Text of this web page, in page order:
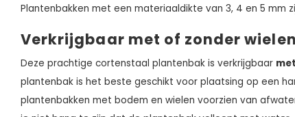
Plantenbakken met een materiaaldikte van 3, 4 en 5 mm
Verkrijgbaar met of zonder
Deze prachtige cortenstaal plantenbak is verkrijgbaar
plantenbak is het beste geschikt voor plaatsing op een
plantenbakken met bodem en wielen voorzien van